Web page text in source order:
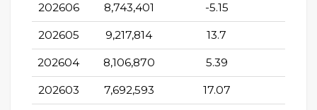
202606 8,743,401 -5.15
202605 9,217,814 13.7
202604 8,106,870 5.39
202603 7,692,593 17.07